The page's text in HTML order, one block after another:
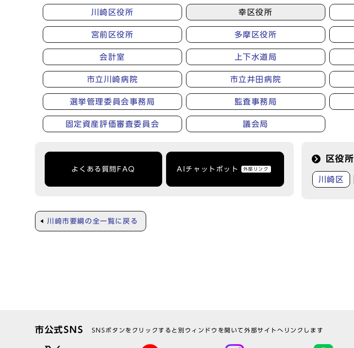
川崎区役所 幸区役所
宮前区役所 多摩区役所
会計室 上下水道局
市立川崎病院 市立井田病院
選挙管理委員会事務局 監査事務局
固定資産評価審査委員会 議会局
よくある質問FAQ AIチャットボット 外部リンク
区役所
川崎区
川崎市要綱の全一覧に戻る
市公式SNS SNSボタンをクリックすると別ウィンドウを開いて外部サイトへリンクします